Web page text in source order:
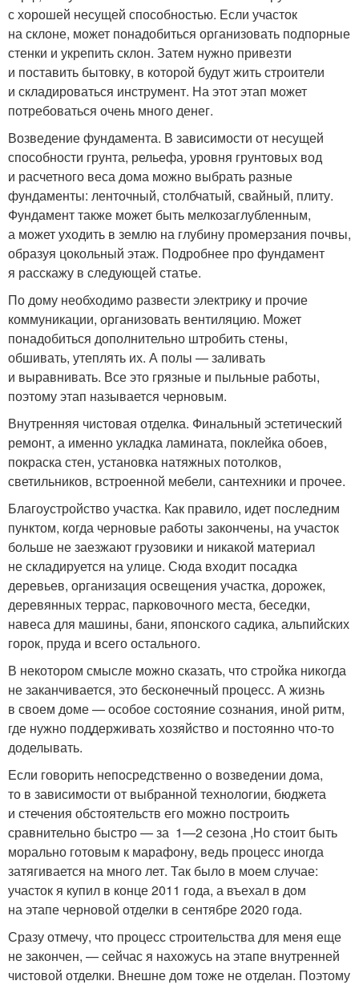
с хорошей несущей способностью. Если участок
на склоне, может понадобиться организовать подпорные
стенки и укрепить склон. Затем нужно привезти
и поставить бытовку, в которой будут жить строители
и складироваться инструмент. На этот этап может
потребоваться очень много денег.
Возведение фундамента. В зависимости от несущей
способности грунта, рельефа, уровня грунтовых вод
и расчетного веса дома можно выбрать разные
фундаменты: ленточный, столбчатый, свайный, плиту.
Фундамент также может быть мелкозаглубленным,
а может уходить в землю на глубину промерзания почвы,
образуя цокольный этаж. Подробнее про фундамент
я расскажу в следующей статье.
По дому необходимо развести электрику и прочие
коммуникации, организовать вентиляцию. Может
понадобиться дополнительно штробить стены,
обшивать, утеплять их. А полы — заливать
и выравнивать. Все это грязные и пыльные работы,
поэтому этап называется черновым.
Внутренняя чистовая отделка. Финальный эстетический
ремонт, а именно укладка ламината, поклейка обоев,
покраска стен, установка натяжных потолков,
светильников, встроенной мебели, сантехники и прочее.
Благоустройство участка. Как правило, идет последним
пунктом, когда черновые работы закончены, на участок
больше не заезжают грузовики и никакой материал
не складируется на улице. Сюда входит посадка
деревьев, организация освещения участка, дорожек,
деревянных террас, парковочного места, беседки,
навеса для машины, бани, японского садика, альпийских
горок, пруда и всего остального.
В некотором смысле можно сказать, что стройка никогда
не заканчивается, это бесконечный процесс. А жизнь
в своем доме — особое состояние сознания, иной ритм,
где нужно поддерживать хозяйство и постоянно что-то
доделывать.
Если говорить непосредственно о возведении дома,
то в зависимости от выбранной технологии, бюджета
и стечения обстоятельств его можно построить
сравнительно быстро — за 1—2 сезона ,Но стоит быть
морально готовым к марафону, ведь процесс иногда
затягивается на много лет. Так было в моем случае:
участок я купил в конце 2011 года, а въехал в дом
на этапе черновой отделки в сентябре 2020 года.
Сразу отмечу, что процесс строительства для меня еще
не закончен, — сейчас я нахожусь на этапе внутренней
чистовой отделки. Внешне дом тоже не отделан. Поэтому